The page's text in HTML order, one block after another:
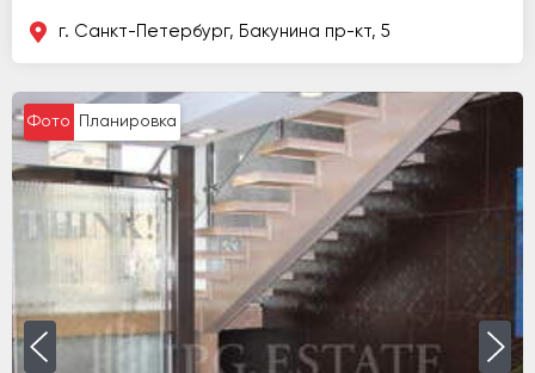
г. Санкт-Петербург, Бакунина пр-кт, 5
Фото Планировка